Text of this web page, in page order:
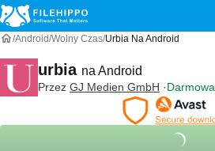
Android Wolny Czas Urbia Na Android
urbia na Android
Przez GJ Medien GmbH Darmowa